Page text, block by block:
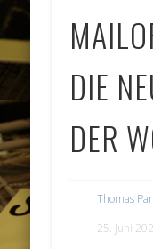
DIE
DER
Thomas
25. Juni